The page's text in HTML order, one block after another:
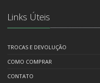
Links Úteis
TROCAS E DEVOLUÇÃO
COMO COMPRAR
CONTATO